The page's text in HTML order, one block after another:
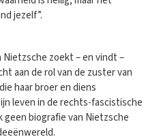
jezelf”.
zoekt – en vindt –
aan de rol van de zuster van
haar broer en diens
leven in de rechts-fascistische
geen biografie van Nietzsche